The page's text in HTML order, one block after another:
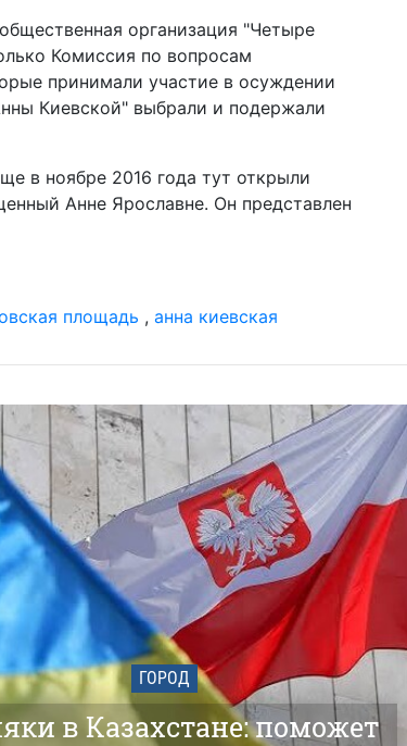
организация "Четыре
Комиссия по вопросам
принимали участие в осуждении
Киевской" выбрали и подержали
в ноябре 2016 года тут открыли
Анне Ярославне. Он представлен
площадь , анна киевская
02
02
с
19
ГОРОД
в Казахстане: поможет